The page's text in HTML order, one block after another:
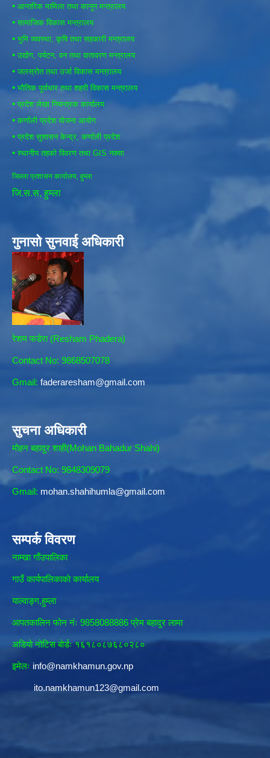
• आन्तरिक मामिला तथा कानून मन्त्रालय
• सामाजिक विकास मन्त्रालय
• भुमि व्यवस्था, कृषि तथा सहकारी मन्त्रालय
• उद्योग, पर्यटन, वन तथा वातावरण मन्त्रालय
• जलस्रोत तथा उर्जा विकास मन्त्रालय
• भौतिक पूर्वाधार तथा शहरी विकास मन्त्रालय
• प्रदेश लेखा नियन्त्रक कार्यालय
• कर्णाली प्रदेश योजना आयोग
• प्रदेश सुशासन केन्द्र, कर्णाली प्रदेश
• स्थानीय तहको विवरण तथा GIS नक्सा
जिल्ला प्रशासन कार्यालय, हुम्ला
जि.स.स, हुम्ला
गुनासो सुनवाई अधिकारी
रेशम फडेरा (Resham Phadera)
Contact No: 9868507078
Gmail: faderaresham@gmail.com
सुचना अधिकारी
मोहन बहादुर शाही(Mohan Bahadur Shahi)
Contact No: 9848309079
Gmail: mohan.shahihumla@gmail.com
सम्पर्क विवरण
नाम्खा गाँउपालिका
गाउँ कार्यपालिकाकाे कार्यालय
याल्वाङ्ग,हुम्ला
आपतकालिन फाेन नंः 9858088886 प्रेम बहादुर लामा
अडियाे नोटिस बाेर्डः १६१८०८७६८०२८०
इमेलः info@namkhamun.gov.np
ito.namkhamun123@gmail.com